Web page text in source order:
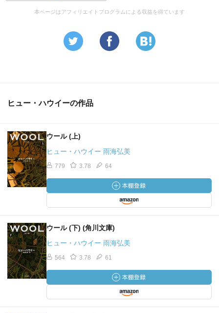
「クロウ先生（愛称からす）」
医師
「ジミー・パーカー」
暴動の生き残り
「ラス・パーカー」
本ページはアフィリエイトプログラムによる収益を得ています
ヒュー・ハウイーの作品
ウール (上)
ヒュー・ハウイー 雨海弘美
779 3.78 64
ウール (下) (角川文庫)
ヒュー・ハウイー 雨海弘美
564 3.78 61